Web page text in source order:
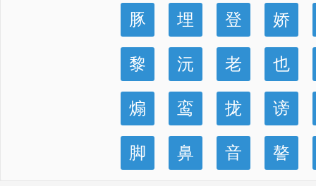
豚 埋 登 娇
黎 沅 老 也
煽 鸾 拢 谤
脚 鼻 音 謷